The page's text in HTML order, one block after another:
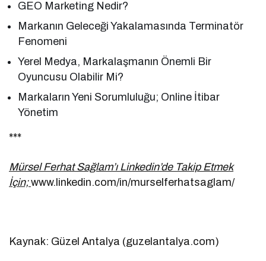
GEO Marketing Nedir?
Markanın Geleceği Yakalamasında Terminatör
Fenomeni
Yerel Medya, Markalaşmanın Önemli Bir
Oyuncusu Olabilir Mi?
Markaların Yeni Sorumluluğu; Online İtibar
Yönetim
***
Mürsel Ferhat Sağlam’ı Linkedin’de Takip Etmek
İçin;www.linkedin.com/in/murselferhatsaglam/
Kaynak: Güzel Antalya (guzelantalya.com)